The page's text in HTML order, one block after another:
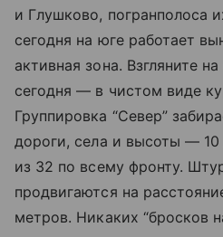
и Глушково, погранполоса
сегодня на юге работает
активная зона. Взгляните
сегодня — в чистом виде
Группировка “Север”
дороги, села и высоты — 10
из 32 по всему фронту.
продвигаются на
метров. Никаких “бросков